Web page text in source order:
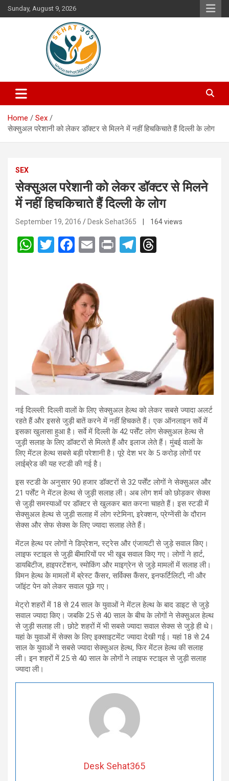
Skip
to
Sunday, August 9, 2026
Sehat365
Your's Complete Health Guide
Home
Sex
सेक्सुअल परेशानी को लेकर डॉक्टर से मिलने में नहीं हिचकिचाते हैं दिल्ली के लोग
SEX
सेक्सुअल परेशानी को लेकर डॉक्टर से मिलने
में नहीं हिचकिचाते हैं दिल्ली के लोग
September 19, 2016 Desk Sehat365 | 164 views
W
p
T
er
F
ce
b
o
o
k
E
Pr T
नई दिल्ल्ली: दिल्ली वालों के लिए सेक्सुअल हेल्थ को लेकर सबसे ज्यादा अलर्ट
रहते हैं और इससे जुड़ी बातें करने में नहीं हिचकते हैं। एक ऑनलाइन सर्वे में
इसका खुलासा हुआ है। सर्वे में दिल्ली के 42 पर्सेंट लोग सेक्सुअल हेल्थ से
जुड़ी सलाह के लिए डॉक्टरों से मिलते हैं और इलाज लेते हैं। मुंबई वालों के
लिए मेंटल हेल्थ सबसे बड़ी परेशानी है। पूरे देश भर के 5 करोड़ लोगों पर
लाईब्रेड की यह स्टडी की गई है।
इस स्टडी के अनुसार 90 हजार डॉक्टरों से 32 पर्सेंट लोगों ने सेक्सुअल और
21 पर्सेंट ने मेंटल हेल्थ से जुड़ी सलाह ली। अब लोग शर्म को छोड़कर सेक्स
से जुड़ी समस्याओं पर डॉक्टर से खुलकर बात करना चाहते हैं। इस स्टडी में
सेक्सुअल हेल्थ से जुड़ी सलाह में लोग स्टेमिना, इरेक्शन, प्रेग्नेंसी के दौरान
सेक्स और सेफ सेक्स के लिए ज्यादा सलाह लेते हैं।
मेंटल हेल्थ पर लोगों ने डिप्रेशन, स्ट्रेस और एंजायटी से जुड़े सवाल किए।
लाइफ स्टाइल से जुड़ी बीमारियों पर भी खूब सवाल किए गए। लोगों ने हार्ट,
डायबिटीज, हाइपरटेंशन, स्मोकिंग और माइग्रेन से जुड़े मामलों में सलाह ली।
विमन हेल्थ के मामलों में ब्रेस्ट कैंसर, सर्विक्स कैंसर, इनफर्टिलिटी, नी और
जॉइंट पेन को लेकर सवाल पूछे गए।
मेट्रो शहरों में 18 से 24 साल के युवाओं ने मेंटल हेल्थ के बाद डाइट से जुड़े
सवाल ज्यादा किए। जबकि 25 से 40 साल के बीच के लोगों ने सेक्सुअल हेल्थ
से जुड़ी सलाह ली। छोटे शहरों में भी सबसे ज्यादा सवाल सेक्स से जुड़े ही थे।
यहां के युवाओं में सेक्स के लिए इक्साइटमेंट ज्यादा देखी गई। यहां 18 से 24
साल के युवाओं ने सबसे ज्यादा सेक्सुअल हेल्थ, फिर मेंटल हेल्थ की सलाह
ली। इन शहरों में 25 से 40 साल के लोगों ने लाइफ स्टाइल से जुड़ी सलाह
ज्यादा ली।
Desk Sehat365